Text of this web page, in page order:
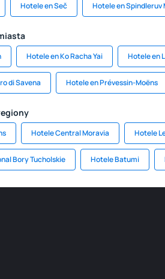
Hotele en Seč Hotele en Spindleruv
Hotele en Ko Racha Yai Hotele en
di Savena Hotele en Prévessin-Moëns
Hotele Central Moravia Hotele
Bory Tucholskie Hotele Batumi